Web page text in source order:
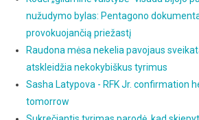
nužudymo bylas: Pentagono
provokuojančią priežastį
Raudona mėsa nekelia pavojaus
atskleidžia nekokybiškus tyrimus
Sasha Latypova - RFK Jr. confirmation
tomorrow